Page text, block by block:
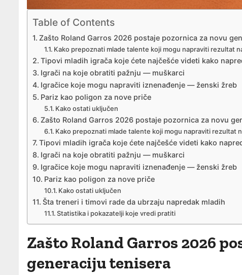
Table of Contents
Zašto Roland Garros 2026 postaje pozornica za novu
Kako prepoznati mlade talente koji mogu napraviti rezultat
Tipovi mladih igrača koje ćete najčešće videti kako
Igrači na koje obratiti pažnju — muškarci
Igračice koje mogu napraviti iznenađenje — ženski žreb
Pariz kao poligon za nove priče
Kako ostati uključen
Zašto Roland Garros 2026 postaje pozornica za novu
Kako prepoznati mlade talente koji mogu napraviti rezultat
Tipovi mladih igrača koje ćete najčešće videti kako
Igrači na koje obratiti pažnju — muškarci
Igračice koje mogu napraviti iznenađenje — ženski žreb
Pariz kao poligon za nove priče
Kako ostati uključen
Šta treneri i timovi rade da ubrzaju napredak mladih
Statistika i pokazatelji koje vredi pratiti
Zašto Roland Garros 2026
generaciju tenisera